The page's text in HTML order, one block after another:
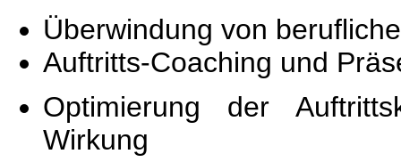
Überwindung von
Auftritts-Coaching und
Optimierung der
Wirkung